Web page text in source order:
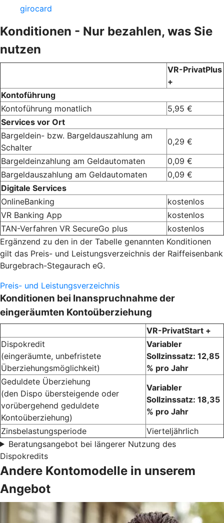
girocard
Konditionen - Nur bezahlen, was Sie
nutzen
VR-PrivatPlus
+
Kontoführung
Kontoführung monatlich
5,95 €
Services vor Ort
Bargeldein- bzw. Bargeldauszahlung am
Schalter
0,29 €
Bargeldeinzahlung am Geldautomaten
0,09 €
Bargeldauszahlung am Geldautomaten
0,09 €
Digitale Services
OnlineBanking
kostenlos
VR Banking App
kostenlos
TAN-Verfahren VR SecureGo plus
kostenlos
Ergänzend zu den in der Tabelle genannten Konditionen
gilt das Preis- und Leistungsverzeichnis der Raiffeisenbank
Burgebrach-Stegaurach eG.
Preis- und Leistungsverzeichnis
Konditionen bei Inanspruchnahme der
eingeräumten Kontoüberziehung
VR-PrivatStart +
Dispokredit
(eingeräumte, unbefristete
Überziehungsmöglichkeit)
Variabler
Sollzinssatz: 12,85
% pro Jahr
Geduldete Überziehung
(den Dispo übersteigende oder
vorübergehend geduldete
Kontoüberziehung)
Variabler
Sollzinssatz: 18,35
% pro Jahr
Zinsbelastungsperiode
Vierteljährlich
Beratungsangebot bei längerer Nutzung des
Dispokredits
Andere Kontomodelle in unserem
Angebot